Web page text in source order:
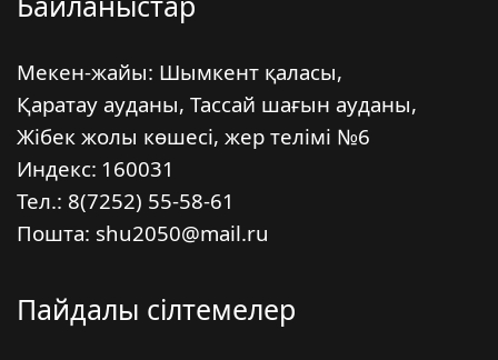
Мекен-жайы: Шымкент қаласы,
Қаратау ауданы, Тассай шағын ауданы,
Жібек жолы көшесі, жер телімі №6
Индекс: 160031
Тел.: 8(7252) 55-58-61
Пошта: shu2050@mail.ru
Пайдалы сілтемелер